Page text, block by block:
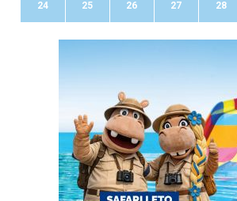
24 25 26 27 28